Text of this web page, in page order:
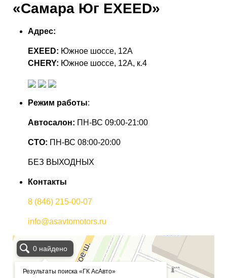
«Самара Юг EXEED»
Адрес:
EXEED: Южное шоссе, 12А
CHERY: Южное шоссе, 12А, к.4
Режим работы:
Автосалон: ПН-ВС 09:00-21:00
СТО: ПН-ВС 08:00-20:00
БЕЗ ВЫХОДНЫХ
Контакты
8 (846) 215-00-07
info@asavtomotors.ru